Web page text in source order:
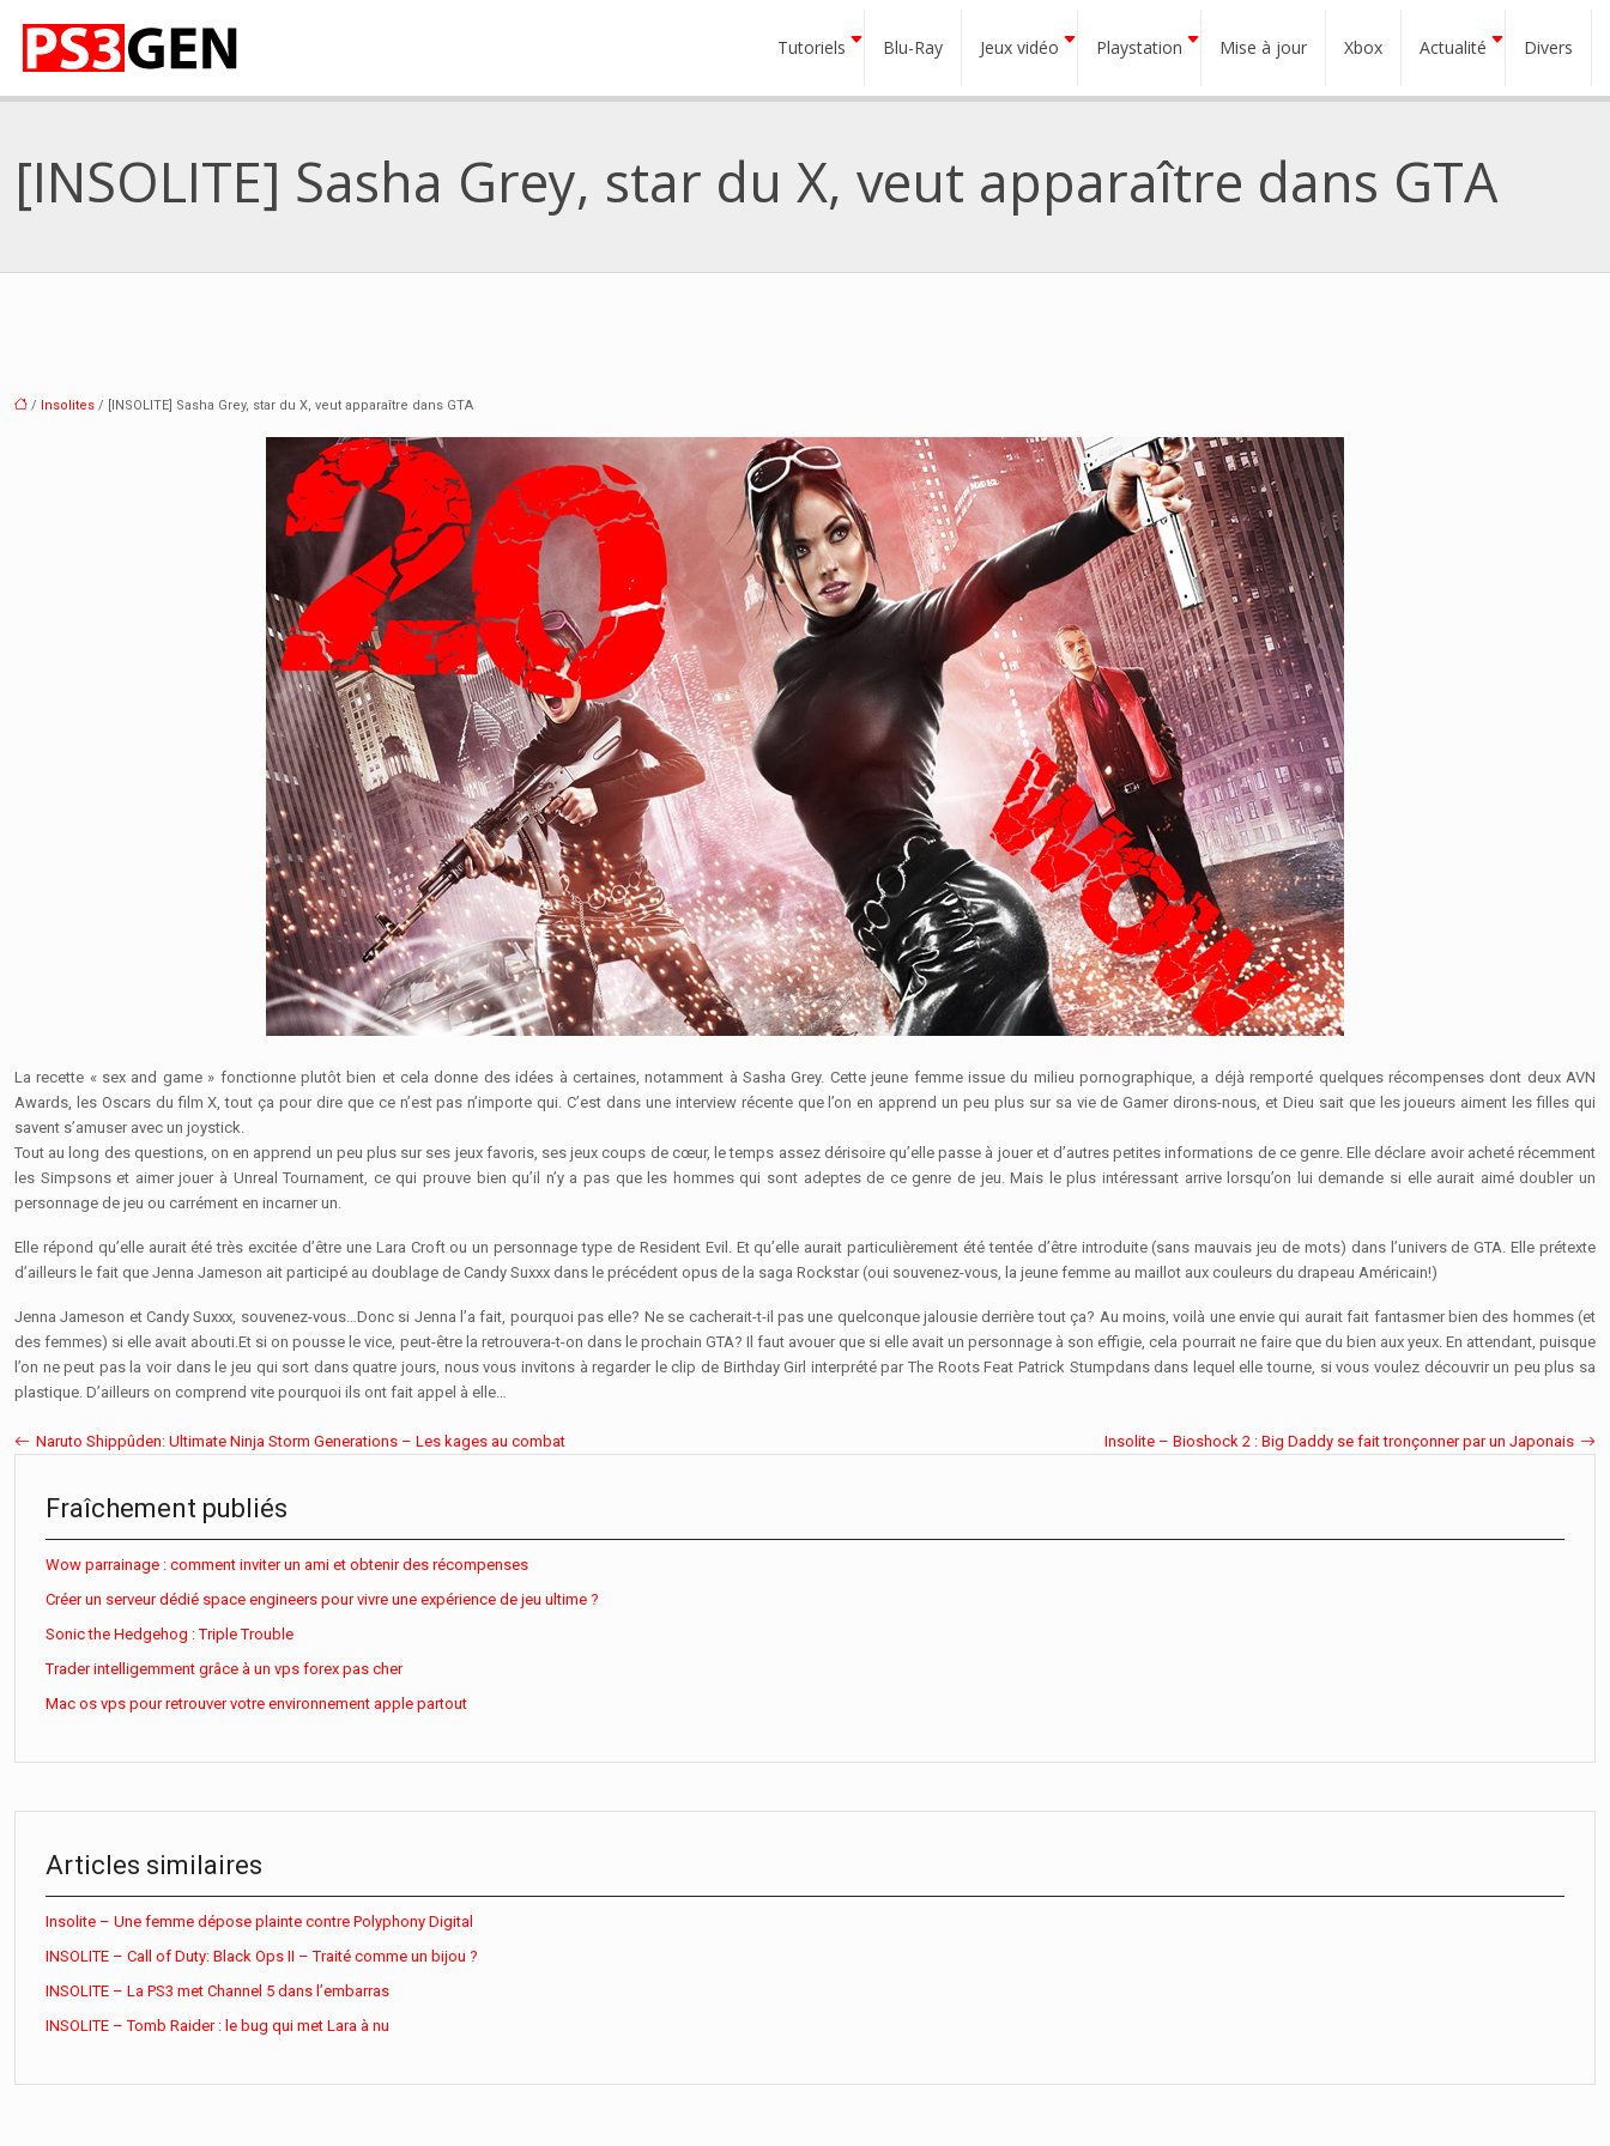
Tutoriels Blu-Ray Jeux vidéo Playstation Mise à jour Xbox Actualité Divers
[INSOLITE] Sasha Grey, star du X, veut apparaître dans GTA
/ Insolites / [INSOLITE] Sasha Grey, star du X, veut apparaître dans GTA
La recette « sex and game » fonctionne plutôt bien et cela donne des idées à certaines, notamment à Sasha Grey. Cette jeune femme issue du milieu pornographique, a déjà remporté quelques récompenses dont deux AVN
Awards, les Oscars du film X, tout ça pour dire que ce n’est pas n’importe qui. C’est dans une interview récente que l’on en apprend un peu plus sur sa vie de Gamer dirons-nous, et Dieu sait que les joueurs aiment les filles qui
savent s’amuser avec un joystick.
Tout au long des questions, on en apprend un peu plus sur ses jeux favoris, ses jeux coups de cœur, le temps assez dérisoire qu’elle passe à jouer et d’autres petites informations de ce genre. Elle déclare avoir acheté récemment
les Simpsons et aimer jouer à Unreal Tournament, ce qui prouve bien qu’il n’y a pas que les hommes qui sont adeptes de ce genre de jeu. Mais le plus intéressant arrive lorsqu’on lui demande si elle aurait aimé doubler un
personnage de jeu ou carrément en incarner un.
Elle répond qu’elle aurait été très excitée d’être une Lara Croft ou un personnage type de Resident Evil. Et qu’elle aurait particulièrement été tentée d’être introduite (sans mauvais jeu de mots) dans l’univers de GTA. Elle prétexte
d’ailleurs le fait que Jenna Jameson ait participé au doublage de Candy Suxxx dans le précédent opus de la saga Rockstar (oui souvenez-vous, la jeune femme au maillot aux couleurs du drapeau Américain!)
Jenna Jameson et Candy Suxxx, souvenez-vous…Donc si Jenna l’a fait, pourquoi pas elle? Ne se cacherait-t-il pas une quelconque jalousie derrière tout ça? Au moins, voilà une envie qui aurait fait fantasmer bien des hommes (et
des femmes) si elle avait abouti.Et si on pousse le vice, peut-être la retrouvera-t-on dans le prochain GTA? Il faut avouer que si elle avait un personnage à son effigie, cela pourrait ne faire que du bien aux yeux. En attendant, puisque
l’on ne peut pas la voir dans le jeu qui sort dans quatre jours, nous vous invitons à regarder le clip de Birthday Girl interprété par The Roots Feat Patrick Stumpdans dans lequel elle tourne, si vous voulez découvrir un peu plus sa
plastique. D’ailleurs on comprend vite pourquoi ils ont fait appel à elle…
Naruto Shippûden: Ultimate Ninja Storm Generations – Les kages au combat Insolite – Bioshock 2 : Big Daddy se fait tronçonner par un Japonais
Fraîchement publiés
Wow parrainage : comment inviter un ami et obtenir des récompenses
Créer un serveur dédié space engineers pour vivre une expérience de jeu ultime ?
Sonic the Hedgehog : Triple Trouble
Trader intelligemment grâce à un vps forex pas cher
Mac os vps pour retrouver votre environnement apple partout
Articles similaires
Insolite – Une femme dépose plainte contre Polyphony Digital
INSOLITE – Call of Duty: Black Ops II – Traité comme un bijou ?
INSOLITE – La PS3 met Channel 5 dans l’embarras
INSOLITE – Tomb Raider : le bug qui met Lara à nu